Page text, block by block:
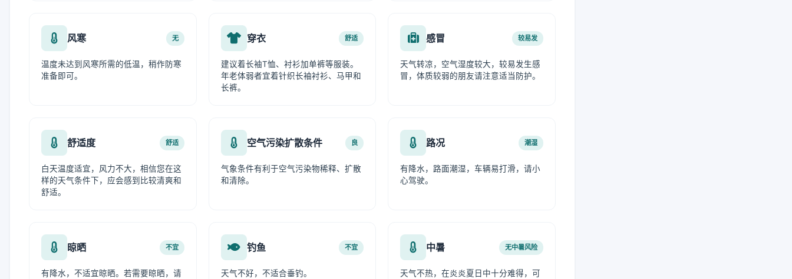
风寒 无
温度未达到风寒所需的低温，稍作防寒
准备即可。
穿衣 舒适
建议着长袖T恤、衬衫加单裤等服装。
年老体弱者宜着针织长袖衬衫、马甲和
长裤。
感冒 较易发
天气转凉，空气湿度较大，较易发生感
冒，体质较弱的朋友请注意适当防护。
舒适度 舒适
白天温度适宜，风力不大，相信您在这
样的天气条件下，应会感到比较清爽和
舒适。
空气污染扩散条件 良
气象条件有利于空气污染物稀释、扩散
和清除。
路况 潮湿
有降水，路面潮湿，车辆易打滑，请小
心驾驶。
晾晒 不宜
有降水，不适宜晾晒。若需要晾晒，请
钓鱼 不宜
天气不好，不适合垂钓。
中暑 无中暑风险
天气不热，在炎炎夏日中十分难得，可